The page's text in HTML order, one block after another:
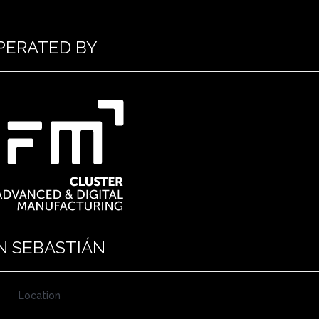
BY
SEBASTIÁN
Location